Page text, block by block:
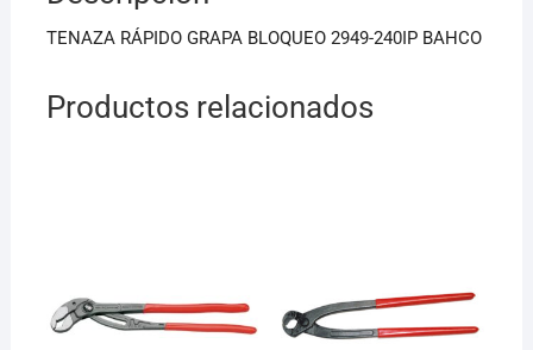
o
p
TENAZA RÁPIDO GRAPA BLOQUEO 2949-240IP BAHCO
Productos relacionados